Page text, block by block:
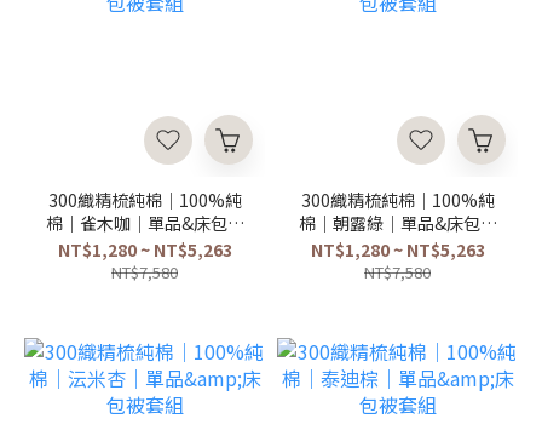
300織精梳純棉｜100%純
棉｜雀木咖｜單品&床包被
套組
NT$1,280 ~ NT$5,263
NT$7,580
300織精梳純棉｜100%純
棉｜朝露綠｜單品&床包被
套組
NT$1,280 ~ NT$5,263
NT$7,580